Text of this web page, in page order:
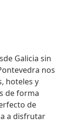
Galicia sin
nos
, hoteles y
de forma
de
a disfrutar